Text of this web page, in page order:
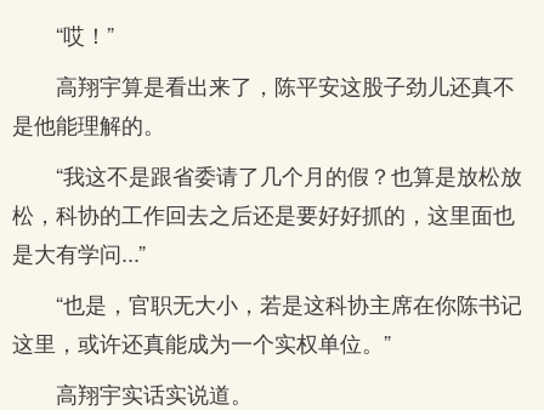
“哎！”
高翔宇算是看出来了，陈平安这股子劲儿还真不
是他能理解的。
“我这不是跟省委请了几个月的假？也算是放松放
松，科协的工作回去之后还是要好好抓的，这里面也
是大有学问...”
“也是，官职无大小，若是这科协主席在你陈书记
这里，或许还真能成为一个实权单位。”
高翔宇实话实说道。